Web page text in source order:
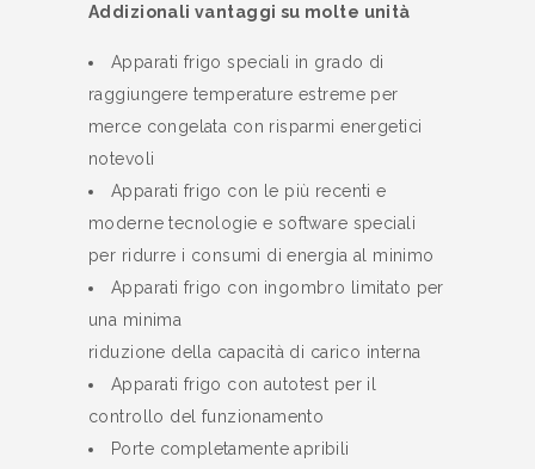
Addizionali vantaggi su molte unità
Apparati frigo speciali in grado di
raggiungere temperature estreme per
merce congelata con risparmi energetici
notevoli
Apparati frigo con le più recenti e
moderne tecnologie e software speciali
per ridurre i consumi di energia al minimo
Apparati frigo con ingombro limitato per
una minima
riduzione della capacità di carico interna
Apparati frigo con autotest per il
controllo del funzionamento
Porte completamente apribili